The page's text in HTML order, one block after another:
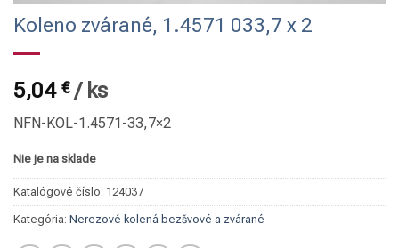
Koleno zvárané, 1.4571 033,7 x 2
5,04 €/ ks
NFN-KOL-1.4571-33,7×2
Nie je na sklade
Katalógové číslo: 124037
Kategória: Nerezové kolená bezšvové a zvárané